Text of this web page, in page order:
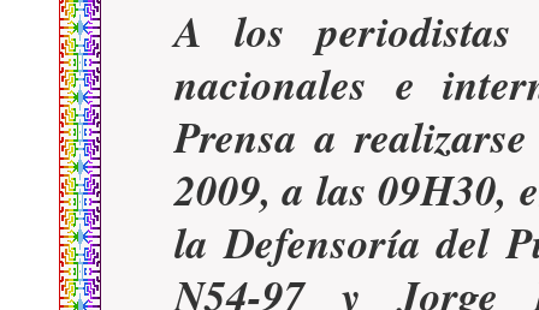
A los periodistas
nacionales e
Prensa a
2009, a las 09H30,
la Defensoría del
N54-97 y Jorge